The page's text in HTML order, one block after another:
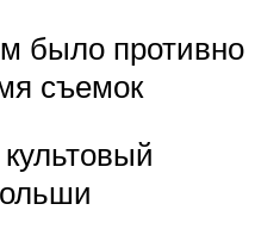
было противно
съемок